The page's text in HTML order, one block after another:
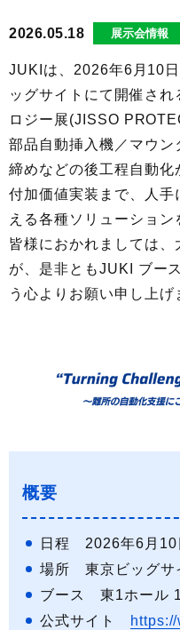
2026.05.18 展示会情報
JUKIは、2026年6月10
ッグサイトにて開催さ
ロジー展(JISSO
部品自動挿入機／マウン
締めなどの後工程自動化
付加価値実装まで、人
える各種ソリューション
皆様におかれましては
が、是非ともJUKI ブー
う心よりお願い申し上げ
概要
日程 2026年6月10
場所 東京ビッグサ
ブース 東1ホール
公式サイト